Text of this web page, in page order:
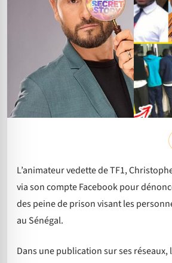
L’animateur vedette de TF1,
via son compte Facebook pour
des peine de prison visant les
au Sénégal.
Dans une publication sur ses réseaux,